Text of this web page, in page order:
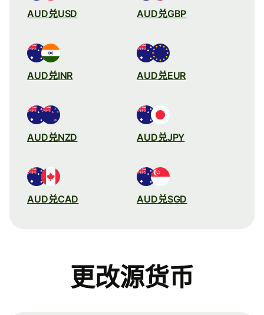
AUD兑USD AUD兑GBP
AUD兑INR AUD兑EUR
AUD兑NZD AUD兑JPY
AUD兑CAD AUD兑SGD
更改源货币